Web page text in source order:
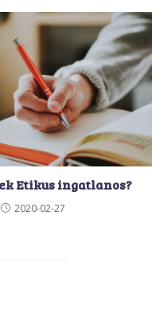
Etikus ingatlanos?
2020-02-27